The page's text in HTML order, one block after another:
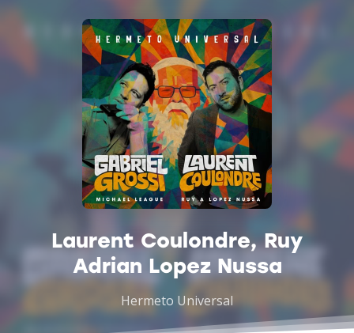
Laurent Coulondre, Ruy
Adrian Lopez Nussa
Hermeto Universal